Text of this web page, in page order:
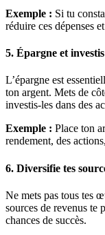
Exemple : Si tu
réduire ces dépenses
5. Épargne et
L’épargne est
ton argent. Mets de
investis-les dans des
Exemple : Place ton
rendement, des
6. Diversifie tes
Ne mets pas tous tes
sources de revenus te
chances de succès.